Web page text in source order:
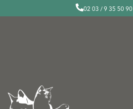
02 03 / 9 35 50 90